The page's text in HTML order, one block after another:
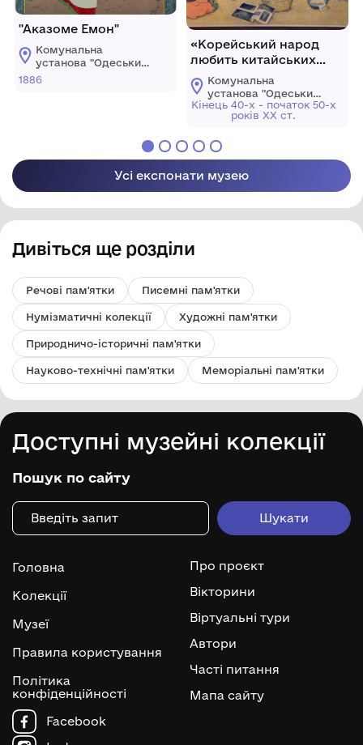
"Аказоме Емон"
Комунальна
установа "Одеський
музей західного і
1886
«Корейський народ
любить китайських
добровольців»
Комунальна
установа "Одеський
музей західного і
східного мистецтва"
Кінець 40-х - початок 50-х
років ХХ ст.
Усі експонати музею
Дивіться ще розділи
Речові пам'ятки Писемні пам'ятки
Нумізматичні колекції Художні пам'ятки
Природничо-історичні пам'ятки
Науково-технічні пам'ятки Меморіальні пам'ятки
Доступні музейні колекції
Пошук по сайту
Головна
Колекції
Музеї
Правила користування
Політика
конфіденційності
Про проєкт
Вікторини
Віртуальні тури
Автори
Часті питання
Мапа сайту
Facebook